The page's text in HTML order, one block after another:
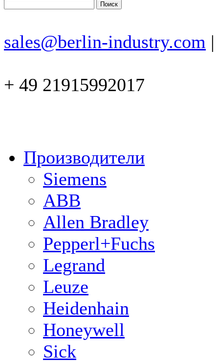
sales@berlin-industry.com |
+ 49 21915992017
Производители
Siemens
ABB
Allen Bradley
Pepperl+Fuchs
Legrand
Leuze
Heidenhain
Honeywell
Sick